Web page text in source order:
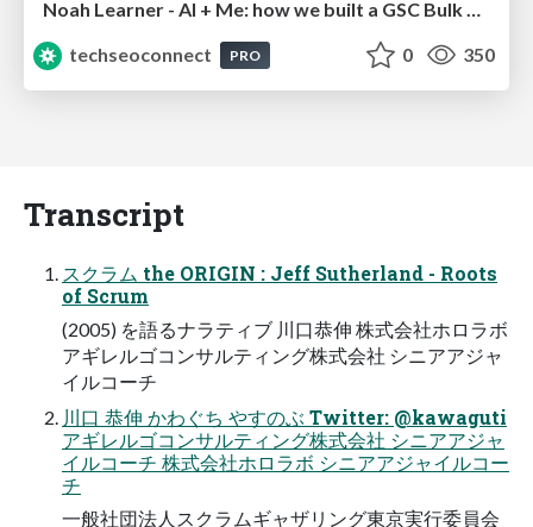
techseoconnect
PRO 0 350
Transcript
スクラム the ORIGIN : Jeff Sutherland - Roots
of Scrum
(2005) を語るナラティブ 川口恭伸 株式会社ホロラボ
アギレルゴコンサルティング株式会社 シニアアジャ
イルコーチ
川口 恭伸 かわぐち やすのぶ Twitter: @kawaguti
アギレルゴコンサルティング株式会社 シニアアジャ
イルコーチ 株式会社ホロラボ シニアアジャイルコー
チ
一般社団法人スクラムギャザリング東京実行委員会